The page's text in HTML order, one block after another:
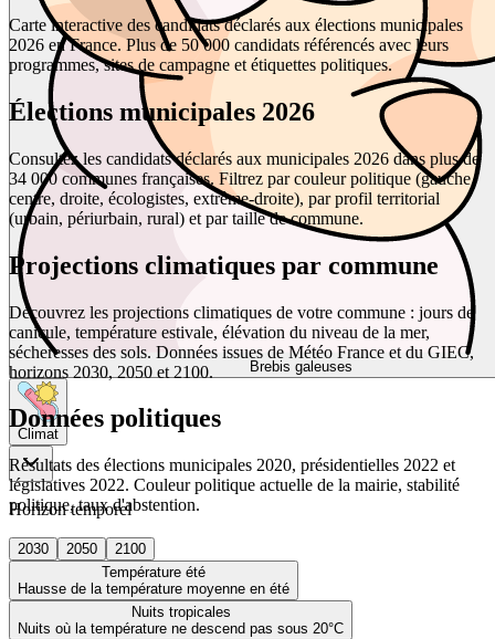
Brebis galeuses
Climat
Horizon temporel
2030 2050
2100
Température été
Hausse de la température moyenne en été
Nuits tropicales
Nuits où la température ne descend pas sous 20°C
Carte interactive des candidats déclarés aux élections municipales
2026 en France. Plus de 50 000 candidats référencés avec leurs
programmes, sites de campagne et étiquettes politiques.
Élections municipales 2026
Consultez les candidats déclarés aux municipales 2026 dans plus de
34 000 communes françaises. Filtrez par couleur politique (gauche,
centre, droite, écologistes, extrême-droite), par profil territorial
(urbain, périurbain, rural) et par taille de commune.
Projections climatiques par commune
Découvrez les projections climatiques de votre commune : jours de
canicule, température estivale, élévation du niveau de la mer,
sécheresses des sols. Données issues de Météo France et du GIEC,
horizons 2030, 2050 et 2100.
Données politiques
Résultats des élections municipales 2020, présidentielles 2022 et
législatives 2022. Couleur politique actuelle de la mairie, stabilité
politique, taux d'abstention.